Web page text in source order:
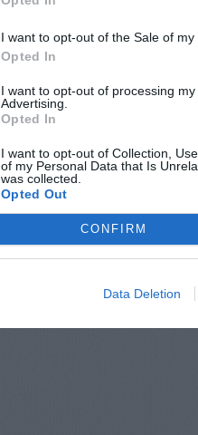
I want to opt-out of the Sale of
Opted In
I want to opt-out of processing
Advertising.
Opted In
I want to opt-out of Collection,
of my Personal Data that Is
was collected.
Opted Out
CONFIRM
Data Deletion